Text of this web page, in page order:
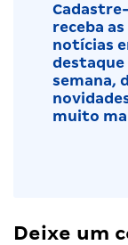
receba as
notícias
destaque
semana,
muito
Deixe um